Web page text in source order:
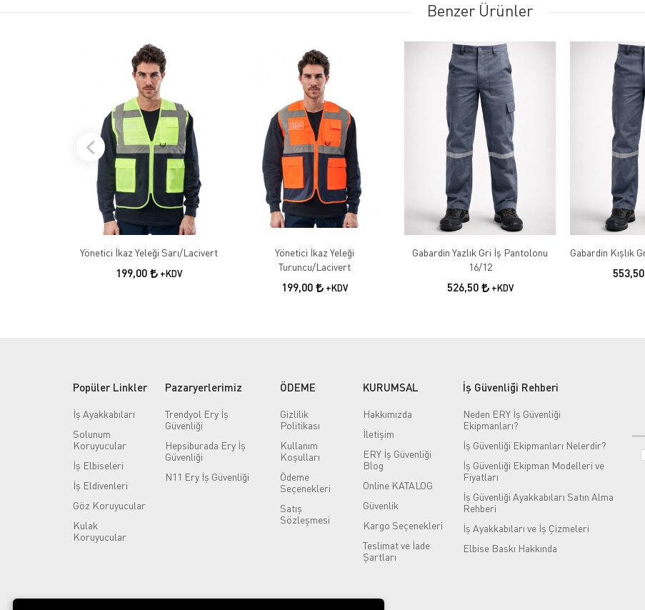
Benzer Ürünler
Yönetici İkaz Yeleği Sarı/Lacivert
199,00 +KDV
Yönetici İkaz Yeleği
Turuncu/Lacivert
199,00 +KDV
Gabardin Yazlık Gri İş Pantolonu
16/12
526,50 +KDV
553,50
Popüler Linkler
İş Ayakkabıları
Solunum
Koruyucular
İş Elbiseleri
İş Eldivenleri
Göz Koruyucular
Kulak
Koruyucular
Pazaryerlerimiz
Trendyol Ery İş
Güvenliği
Hepsiburada Ery İş
Güvenliği
N11 Ery İş Güvenliği
ÖDEME
Gizlilik
Politikası
Kullanım
Koşulları
Ödeme
Seçenekleri
Satış
Sözleşmesi
KURUMSAL
Hakkımızda
İletişim
ERY İş Güvenliği
Blog
Online KATALOG
Güvenlik
Kargo Seçenekleri
Teslimat ve İade
Şartları
İş Güvenliği Rehberi
Neden ERY İş Güvenliği
Ekipmanları?
İş Güvenliği Ekipmanları Nelerdir?
İş Güvenliği Ekipman Modelleri ve
Fiyatları
İş Güvenliği Ayakkabıları Satın Alma
Rehberi
İş Ayakkabıları ve İş Çizmeleri
Elbise Baskı Hakkında